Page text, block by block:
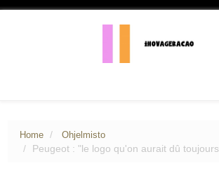
Home Ohjelmisto
Peugeot : "le logo qu'on aurait dû